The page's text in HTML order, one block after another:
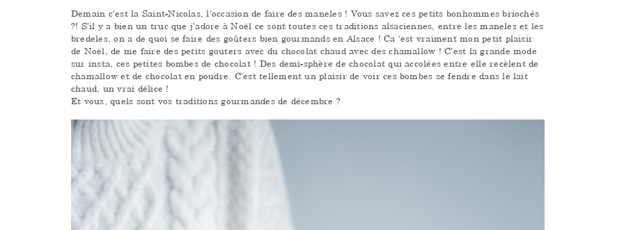
Demain c’est la Saint-Nicolas, l’occasion de faire des maneles ! Vous savez ces petits bonhommes briochés
?! S’il y a bien un truc que j’adore à Noël ce sont toutes ces traditions alsaciennes, entre les maneles et les
bredeles, on a de quoi se faire des goûters bien gourmands en Alsace ! Ca ‘est vraiment mon petit plaisir
de Noël, de me faire des petits gouters avec du chocolat chaud avec des chamallow ! C’est la grande mode
sur insta, ces petites bombes de chocolat ! Des demi-sphère de chocolat qui accolées entre elle recèlent de
chamallow et de chocolat en poudre. C’est tellement un plaisir de voir ces bombes se fendre dans le lait
chaud, un vrai délice !
Et vous, quels sont vos traditions gourmandes de décembre ?